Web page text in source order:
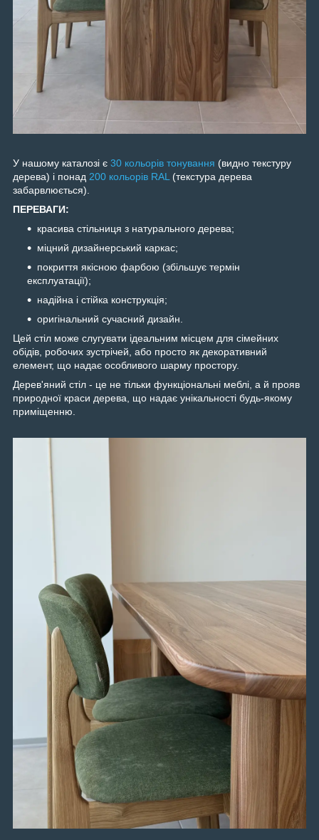
У нашому каталозі є 30 кольорів тонування (видно текстуру
дерева) і понад 200 кольорів RAL (текстура дерева
забарвлюється).
ПЕРЕВАГИ:
красива стільниця з натурального дерева;
міцний дизайнерський каркас;
покриття якісною фарбою (збільшує термін
експлуатації);
надійна і стійка конструкція;
оригінальний сучасний дизайн.
Цей стіл може слугувати ідеальним місцем для сімейних
обідів, робочих зустрічей, або просто як декоративний
елемент, що надає особливого шарму простору.
Дерев'яний стіл - це не тільки функціональні меблі, а й прояв
природної краси дерева, що надає унікальності будь-якому
приміщенню.